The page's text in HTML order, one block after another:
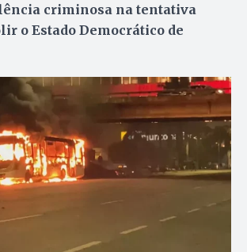
criminosa na tentativa
o Estado Democrático de